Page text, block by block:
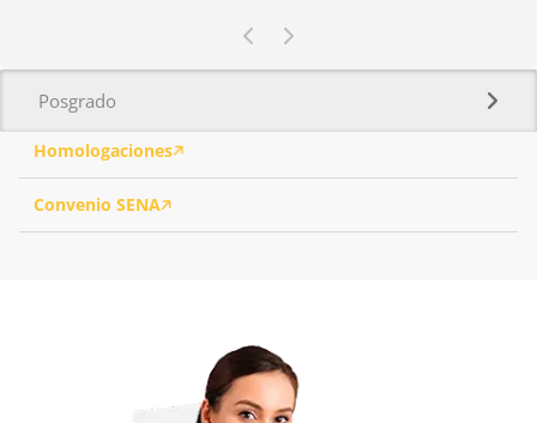
Posgrado
Homologaciones
Convenio SENA